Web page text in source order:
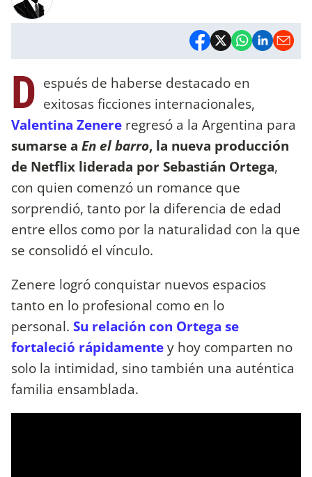
D espués de haberse destacado en
exitosas ficciones internacionales,
Valentina Zenere regresó a la Argentina para
sumarse a En el barro, la nueva producción
de Netflix liderada por Sebastián Ortega,
con quien comenzó un romance que
sorprendió, tanto por la diferencia de edad
entre ellos como por la naturalidad con la que
se consolidó el vínculo.
Zenere logró conquistar nuevos espacios
tanto en lo profesional como en lo
personal. Su relación con Ortega se
fortaleció rápidamentey hoy comparten no
solo la intimidad, sino también una auténtica
familia ensamblada.